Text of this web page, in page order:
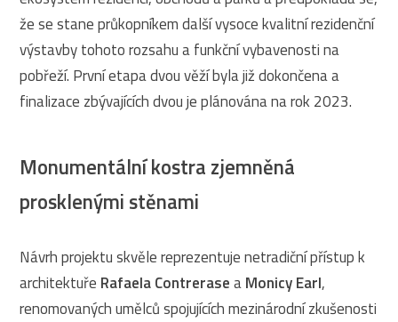
že se stane průkopníkem další vysoce kvalitní rezidenční
výstavby tohoto rozsahu a funkční vybavenosti na
pobřeží. První etapa dvou věží byla již dokončena a
finalizace zbývajících dvou je plánována na rok 2023.
Monumentální kostra zjemněná
prosklenými stěnami
Návrh projektu skvěle reprezentuje netradiční přístup k
architektuře Rafaela ContreraseaMonicy Earl,
renomovaných umělců spojujících mezinárodní zkušenosti